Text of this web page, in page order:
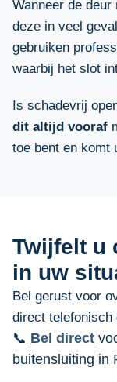
Wanneer de
deze in veel
gebruiken
waarbij het slot
Is schadevrij
dit altijd vooraf
toe bent en komt
Twijfelt u
in uw
Bel gerust voor
direct telefonisch
📞 Bel direct
buitensluiting in